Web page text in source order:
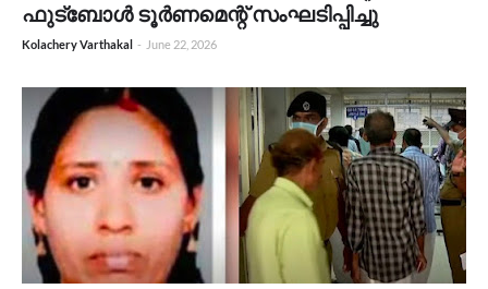
ഫുട്ബോൾ ടൂർണമെന്റ് സംഘടിപ്പിച്ചു
Kolachery Varthakal - June 22, 2026